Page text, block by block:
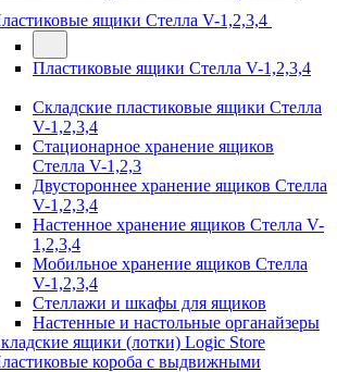
ящики Стелла V-1,2,3,4
Пластиковые ящики Стелла V-1,2,3,4
Складские пластиковые ящики Стелла
V-1,2,3,4
Стационарное хранение ящиков
Стелла V-1,2,3
Двустороннее хранение ящиков Стелла
V-1,2,3,4
Настенное хранение ящиков Стелла V-
1,2,3,4
Мобильное хранение ящиков Стелла
V-1,2,3,4
Стеллажи и шкафы для ящиков
Настенные и настольные органайзеры
ящики (лотки) Logiс Store
короба с выдвижными